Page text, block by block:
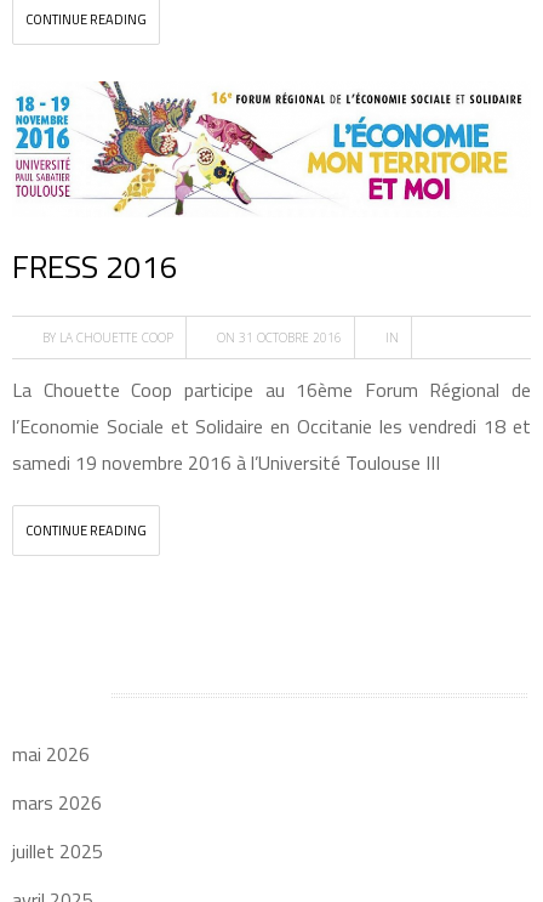
CONTINUE READING
FRESS 2016
BY LA CHOUETTE COOP ON 31 OCTOBRE 2016 IN
La Chouette Coop participe au 16ème Forum Régional de
l’Economie Sociale et Solidaire en Occitanie les vendredi 18 et
samedi 19 novembre 2016 à l’Université Toulouse III
CONTINUE READING
mai 2026
mars 2026
juillet 2025